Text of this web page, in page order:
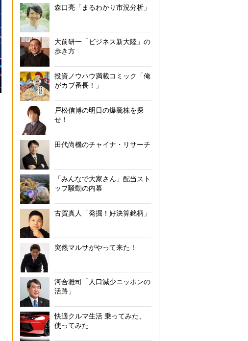
森口亮「まるわかり市況分析」
大前研一「ビジネス新大陸」の
歩き方
投資ノウハウ満載コミック「俺
がカブ番長！」
戸松信博の明日の爆騰株を探
せ！
田代尚機のチャイナ・リサーチ
「みんなで大家さん」配当スト
ップ騒動の内幕
古賀真人「発掘！好決算銘柄」
突然マルサがやって来た！
河合雅司「人口減少ニッポンの
活路」
快適クルマ生活 乗ってみた、
使ってみた